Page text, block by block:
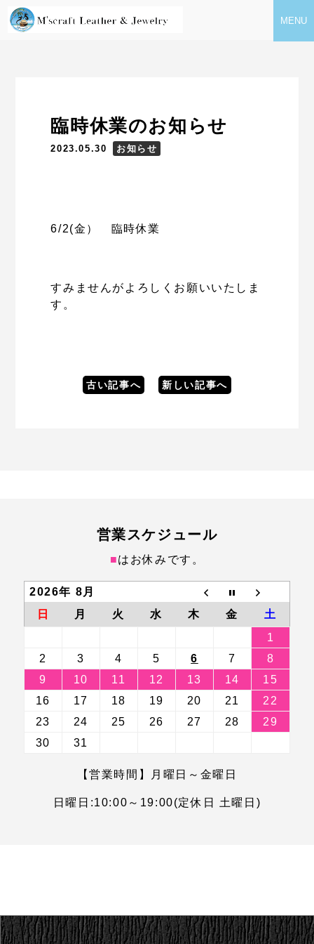
MENU
臨時休業のお知らせ
2023.05.30 お知らせ
6/2(金） 臨時休業
すみませんがよろしくお願いいたしま
す。
古い記事へ 新しい記事へ
営業スケジュール
■はお休みです。
2026年 8月
日
月 火 水 木 金
土
1
2
3 4 5 6 7
8
9
10 11 12 13 14
15
16
17 18 19 20 21
22
23
24 25 26 27 28
29
30
31
【営業時間】月曜日～金曜日
日曜日:10:00～19:00(定休日 土曜日)